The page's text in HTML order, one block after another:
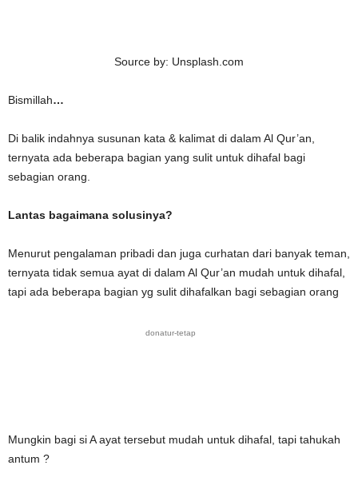
Source by: Unsplash.com
Bismillah…
Di balik indahnya susunan kata & kalimat di dalam Al Qur’an,
ternyata ada beberapa bagian yang sulit untuk dihafal bagi
sebagian orang.
Lantas bagaimana solusinya?
Menurut pengalaman pribadi dan juga curhatan dari banyak teman,
ternyata tidak semua ayat di dalam Al Qur’an mudah untuk dihafal,
tapi ada beberapa bagian yg sulit dihafalkan bagi sebagian orang
donatur-tetap
Mungkin bagi si A ayat tersebut mudah untuk dihafal, tapi tahukah
antum ?